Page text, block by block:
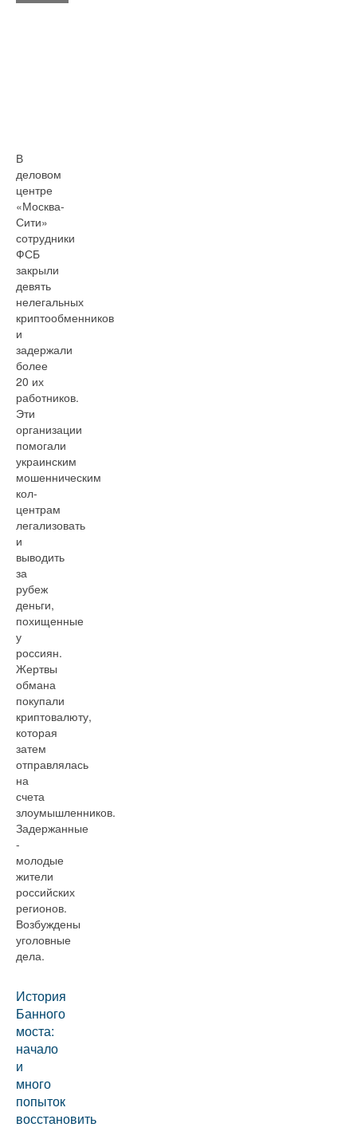
В
деловом
центре
«Москва-
Сити»
сотрудники
ФСБ
закрыли
девять
нелегальных
криптообменников
и
задержали
более
20 их
работников.
Эти
организации
помогали
украинским
мошенническим
кол-
центрам
легализовать
и
выводить
за
рубеж
деньги,
похищенные
у
россиян.
Жертвы
обмана
покупали
криптовалюту,
которая
затем
отправлялась
на
счета
злоумышленников.
Задержанные
-
молодые
жители
российских
регионов.
Возбуждены
уголовные
дела.
История
Банного
моста:
начало
и
много
попыток
восстановить